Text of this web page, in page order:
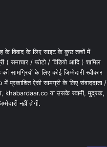
के विवाद के लिए साइट के कुछ तत्वों में
( समाचार / फोटो / विडियो आदि ) शामिल
सामग्रियों के लिए कोई जिम्मेदारी स्वीकार
प्रकाशित ऐसी सामग्री के लिए संवाददाता /
khabardaar.co या उसके स्वामी, मुद्रक,
नहीं होगी.